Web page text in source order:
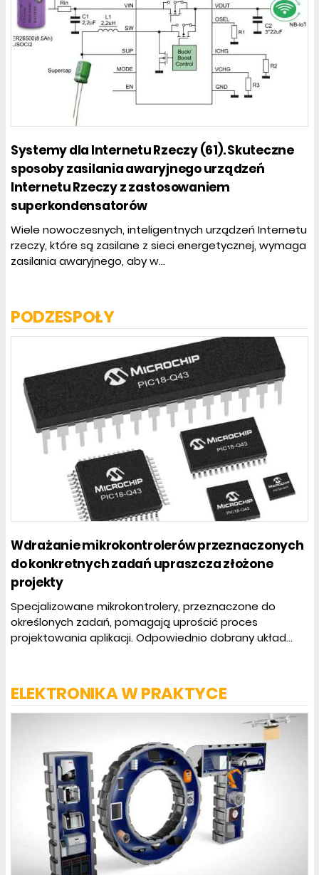
Systemy dla Internetu Rzeczy (61). Skuteczne
sposoby zasilania awaryjnego urządzeń
Internetu Rzeczy z zastosowaniem
superkondensatorów
Wiele nowoczesnych, inteligentnych urządzeń Internetu
rzeczy, które są zasilane z sieci energetycznej, wymaga
zasilania awaryjnego, aby w...
PODZESPOŁY
Wdrażanie mikrokontrolerów przeznaczonych
do konkretnych zadań upraszcza złożone
projekty
Specjalizowane mikrokontrolery, przeznaczone do
określonych zadań, pomagają uprościć proces
projektowania aplikacji. Odpowiednio dobrany układ...
ELEKTRONIKA W PRAKTYCE